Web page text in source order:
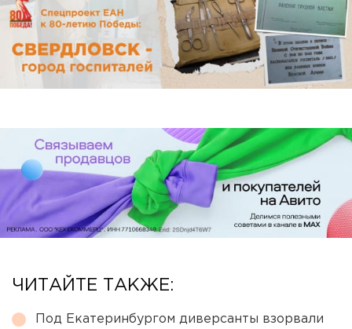
ЧИТАЙТЕ ТАКЖЕ:
Под Екатеринбургом диверсанты взорвали